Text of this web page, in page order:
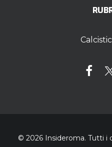
© 2026 Insideroma. Tutti i